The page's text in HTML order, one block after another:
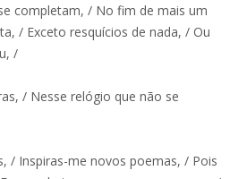
completam, / No fim de mais um
/ Exceto resquícios de nada, / Ou
/
/ Nesse relógio que não se
/ Inspiras-me novos poemas, / Pois